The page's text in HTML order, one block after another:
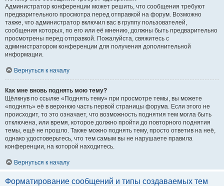
Администратор конференции может решить, что сообщения требуют
предварительного просмотра перед отправкой на форум. Возможно
также, что администратор включил вас в группу пользователей,
сообщения которых, по его или её мнению, должны быть предварительно
просмотрены перед отправкой. Пожалуйста, свяжитесь с
администратором конференции для получения дополнительной
информации.
Вернуться к началу
Как мне вновь поднять мою тему?
Щёлкнув по ссылке «Поднять тему» при просмотре темы, вы можете
«поднять» её в верхнюю часть первой страницы форума. Если этого не
происходит, то это означает, что возможность поднятия тем могла быть
отключена, или время, которое должно пройти до повторного поднятия
темы, ещё не прошло. Также можно поднять тему, просто ответив на неё,
однако удостоверьтесь, что тем самым вы не нарушаете правила
конференции, на которой находитесь.
Вернуться к началу
Форматирование сообщений и типы создаваемых тем